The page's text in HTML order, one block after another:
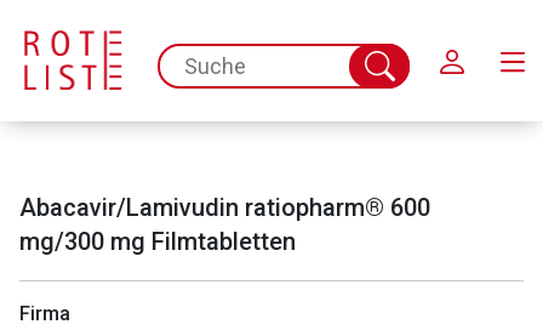
spc.search.input.placeholder
Suche
abschicken
Abacavir/Lamivudin ratiopharm® 600
mg/300 mg Filmtabletten
Firma